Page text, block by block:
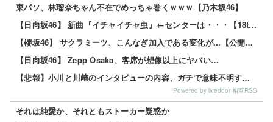
東パソ、林瑠奈ちゃん不在でめっちゃ巻くｗｗｗ【乃木坂46】
【日向坂46】 新曲『イチャイチャ虫』←センターは・・・【18thシングル】
【櫻坂46】 サクラミーツ、こんなぎ加入である変化が...【公開収録レポ】
【日向坂46】 Zepp Osaka、客席が想像以上にヤバい…
【悲報】小川と川﨑のインタビューの内容、ガチで意味不明すぎる
Powered by livedoor 相互RSS
それは純愛か、それともストーカー疑惑か